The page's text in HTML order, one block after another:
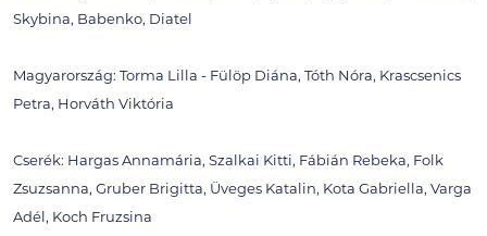
Skybina, Babenko, Diatel
Magyarország: Torma Lilla - Fülöp Diána, Tóth Nóra, Krascsenics
Petra, Horváth Viktória
Cserék: Hargas Annamária, Szalkai Kitti, Fábián Rebeka, Folk
Zsuzsanna, Gruber Brigitta, Üveges Katalin, Kota Gabriella, Varga
Adél, Koch Fruzsina